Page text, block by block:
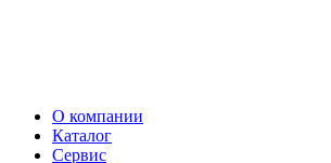
О компании
Каталог
Сервис